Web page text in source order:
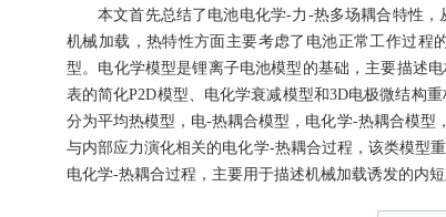
本文首先总结了电池电化学-力-热多场耦合特性
机械加载，热特性方面主要考虑了电池正常工作过程
型。电化学模型是锂离子电池模型的基础，主要描述
表的简化P2D模型、电化学衰减模型和3D电极微结构
分为平均热模型，电-热耦合模型，电化学-热耦合模
与内部应力演化相关的电化学-热耦合过程，该类模型
电化学-热耦合过程，主要用于描述机械加载诱发的内短